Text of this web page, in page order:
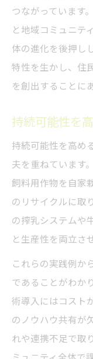
つながっています
と地域コミュニテ
体の進化を後押し
特性を生かし、住
を創出することに
持続可能性を
持続可能性を高め
夫を重ねています
飼料用作物を自家
のリサイクルに取
の搾乳システムや
と生産性を両立さ
これらの実践例か
であることがわか
術導入にはコスト
のノウハウ共有が
れや連携不足で取